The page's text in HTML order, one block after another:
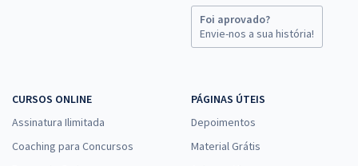
Foi aprovado?
Envie-nos a sua história!
CURSOS ONLINE
Assinatura Ilimitada
Coaching para Concursos
PÁGINAS ÚTEIS
Depoimentos
Material Grátis